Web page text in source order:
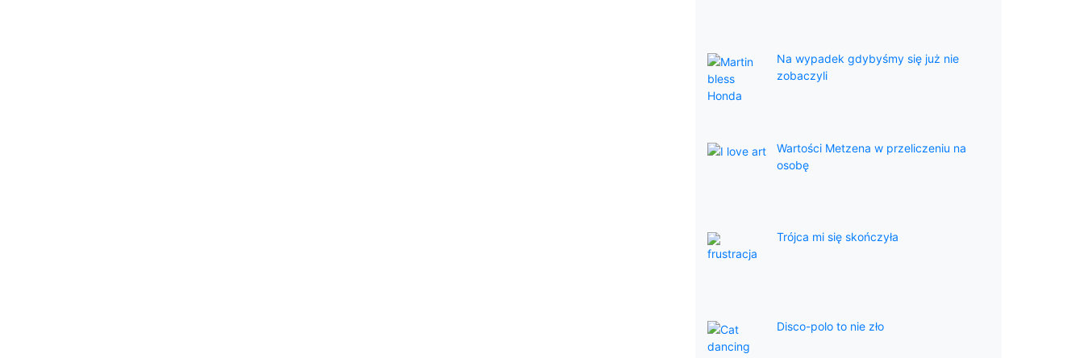
Na wypadek gdybyśmy się już nie
zobaczyli
Wartości Metzena w przeliczeniu na
osobę
Trójca mi się skończyła
Disco-polo to nie zło